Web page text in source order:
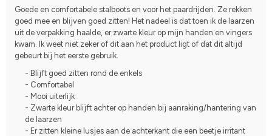
Goede en comfortabele stalboots en voor het paardrijden. Ze rekken
goed mee en blijven goed zitten! Het nadeel is dat toen ik de laarzen
uit de verpakking haalde, er zwarte kleur op mijn handen en vingers
kwam. Ik weet niet zeker of dit aan het product ligt of dat dit altijd
gebeurt bij het eerste gebruik.
- Blijft goed zitten rond de enkels
- Comfortabel
- Mooi uiterlijk
- Zwarte kleur blijft achter op handen bij aanraking/hantering van
de laarzen
- Er zitten kleine lusjes aan de achterkant die een beetje irritant